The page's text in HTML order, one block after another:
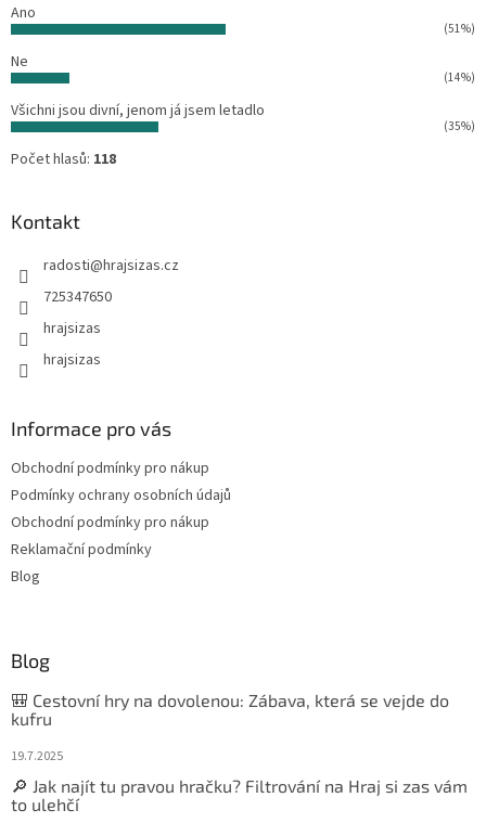
Ano
(51%)
Ne
(14%)
Všichni jsou divní, jenom já jsem letadlo
(35%)
Počet hlasů: 118
Kontakt
radosti@hrajsizas.cz
725347650
hrajsizas
hrajsizas
Informace pro vás
Obchodní podmínky pro nákup
Podmínky ochrany osobních údajů
Obchodní podmínky pro nákup
Reklamační podmínky
Blog
Blog
🎒 Cestovní hry na dovolenou: Zábava, která se vejde do
kufru
19.7.2025
🔎 Jak najít tu pravou hračku? Filtrování na Hraj si zas vám
to ulehčí